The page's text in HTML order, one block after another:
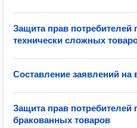
Защита прав потребителей
технически сложных
Составление заявлений на
Защита прав потребителей
бракованных товаров